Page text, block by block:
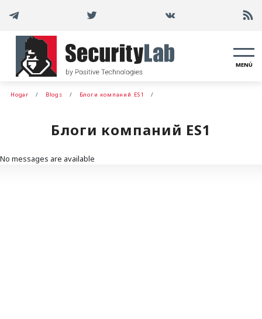
MENÚ
Hogar Blogs Блоги компаний ES1
Блоги компаний ES1
No messages are available